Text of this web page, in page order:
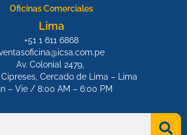
Oficinas Comerciales
Lima
+51 1 611 6868
Av. Colonial 2479,
Cercado de Lima – Lima
– Vie / 8:00 AM – 6:00 PM